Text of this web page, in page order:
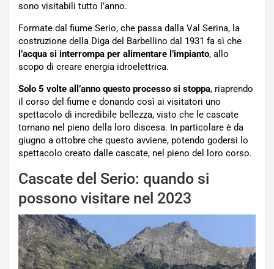
sono visitabili tutto l’anno.
Formate dal fiume Serio, che passa dalla Val Serina, la
costruzione della Diga del Barbellino dal 1931 fa sì che
l’acqua si interrompa per alimentare l’impianto, allo
scopo di creare energia idroelettrica.
Solo 5 volte all’anno questo processo si stoppa, riaprendo
il corso del fiume e donando così ai visitatori uno
spettacolo di incredibile bellezza, visto che le cascate
tornano nel pieno della loro discesa. In particolare è da
giugno a ottobre che questo avviene, potendo godersi lo
spettacolo creato dalle cascate, nel pieno del loro corso.
Cascate del Serio: quando si
possono visitare nel 2023